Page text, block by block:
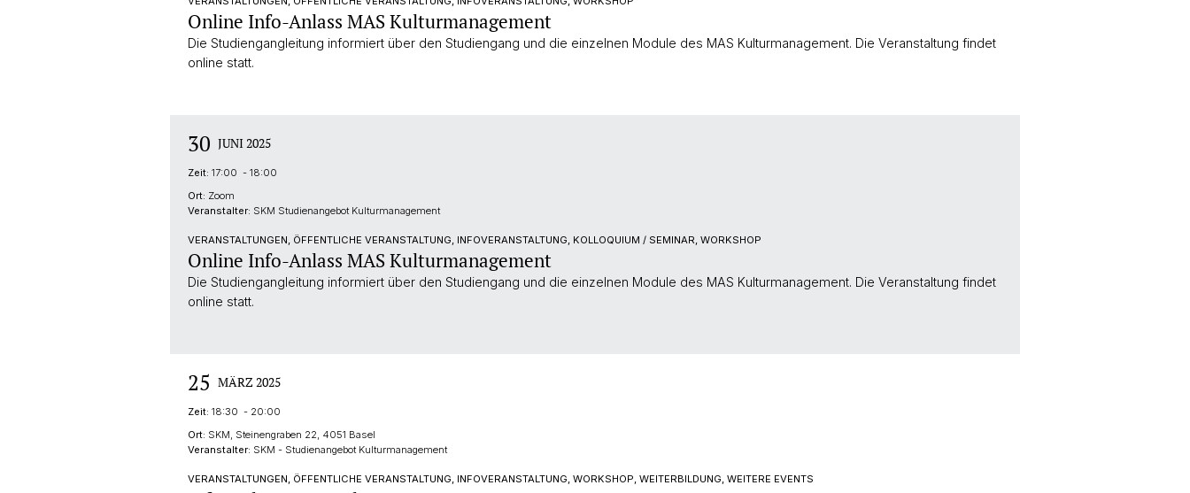
Online Info-Anlass MAS Kulturmanagement
Die Studiengangleitung informiert über den Studiengang und die einzelnen Module des MAS Kulturmanagement. Die Veranstaltung findet
online statt.
30 JUNI 2025
Zeit: 17:00 - 18:00
Ort: Zoom
Veranstalter: SKM Studienangebot Kulturmanagement
VERANSTALTUNGEN, ÖFFENTLICHE VERANSTALTUNG, INFOVERANSTALTUNG, KOLLOQUIUM / SEMINAR, WORKSHOP
Online Info-Anlass MAS Kulturmanagement
Die Studiengangleitung informiert über den Studiengang und die einzelnen Module des MAS Kulturmanagement. Die Veranstaltung findet
online statt.
25 MÄRZ 2025
Zeit: 18:30 - 20:00
Ort: SKM, Steinengraben 22, 4051 Basel
Veranstalter: SKM - Studienangebot Kulturmanagement
VERANSTALTUNGEN, ÖFFENTLICHE VERANSTALTUNG, INFOVERANSTALTUNG, WORKSHOP, WEITERBILDUNG, WEITERE EVENTS